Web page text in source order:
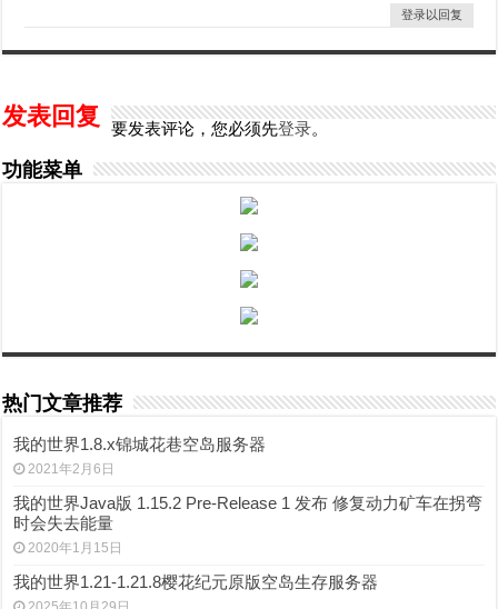
登录以回复
发表回复 要发表评论，您必须先登录。
功能菜单
热门文章推荐
我的世界1.8.x锦城花巷空岛服务器
2021年2月6日
我的世界Java版 1.15.2 Pre-Release 1 发布 修复动力矿车在拐弯
时会失去能量
2020年1月15日
我的世界1.21-1.21.8樱花纪元原版空岛生存服务器